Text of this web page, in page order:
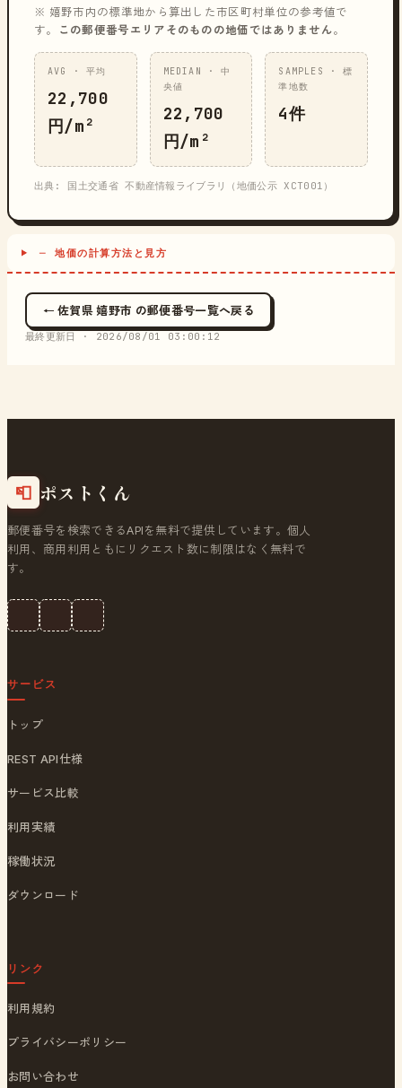
※ 嬉野市内の標準地から算出した市区町村単位の参考値で
す。
この郵便番号エリアそのものの地価ではありません。
AVG · 平均
22,700
円/m²
MEDIAN · 中
央値
22,700
円/m²
SAMPLES · 標
準地数
4件
出典: 国土交通省 不動産情報ライブラリ（地価公示 XCT001）
─ 地価の計算方法と見方
← 佐賀県 嬉野市 の郵便番号一覧へ戻る
最終更新日 · 2026/08/01 03:00:12
📮 ポストくん
郵便番号を検索できるAPIを無料で提供しています。個人
利用、商用利用ともにリクエスト数に制限はなく無料で
す。
サービス
トップ
REST API仕様
サービス比較
利用実績
稼働状況
ダウンロード
リンク
利用規約
プライバシーポリシー
お問い合わせ